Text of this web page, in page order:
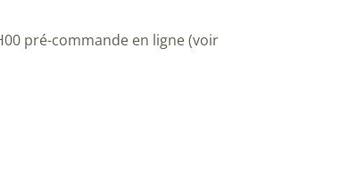
pré-commande en ligne (voir